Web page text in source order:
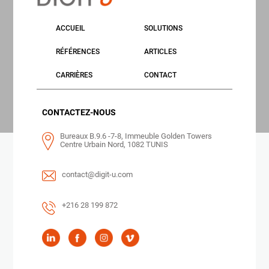
ACCUEIL SOLUTIONS
RÉFÉRENCES ARTICLES
CARRIÈRES CONTACT
CONTACTEZ-NOUS
Bureaux B.9.6 -7-8, Immeuble Golden Towers
Centre Urbain Nord, 1082 TUNIS
contact@digit-u.com
+216 28 199 872